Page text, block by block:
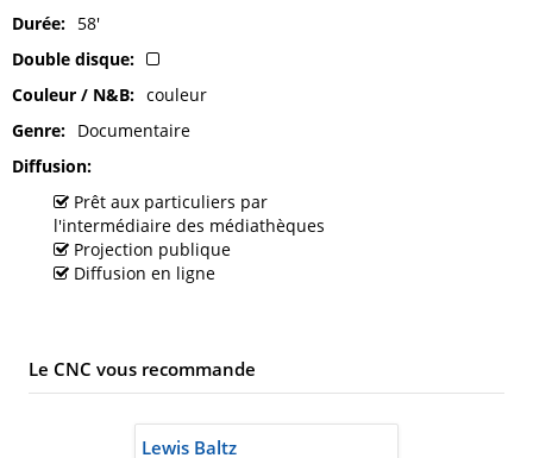
Durée
58'
Double disque
Couleur / N&B
couleur
Genre
Documentaire
Diffusion
Prêt aux particuliers par
l'intermédiaire des médiathèques
Projection publique
Diffusion en ligne
Le CNC vous recommande
Lewis Baltz